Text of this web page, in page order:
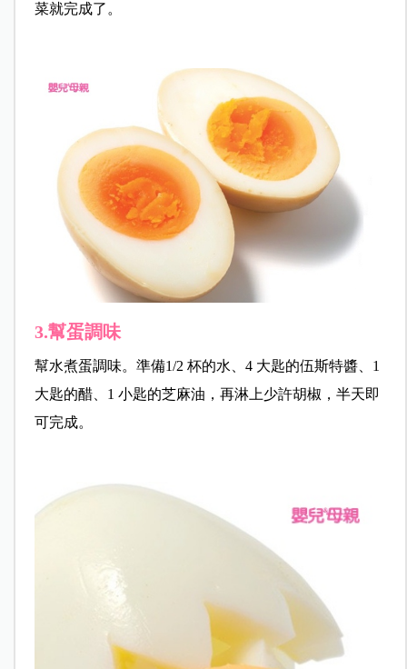
菜就完成了。
3.幫蛋調味
幫水煮蛋調味。準備1/2 杯的水、4 大匙的伍斯特醬、1
大匙的醋、1 小匙的芝麻油，再淋上少許胡椒，半天即
可完成。